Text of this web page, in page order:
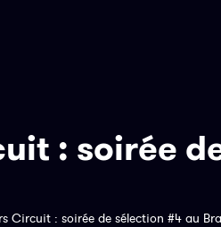
: soirée
Circuit : soirée de sélection #4 au